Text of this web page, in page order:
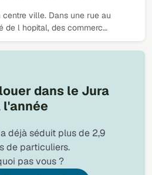
ville. Dans une rue au
de l hopital, des commerc…
dans le Jura
l'année
déjà séduit plus de 2,9
de particuliers.
pas vous ?